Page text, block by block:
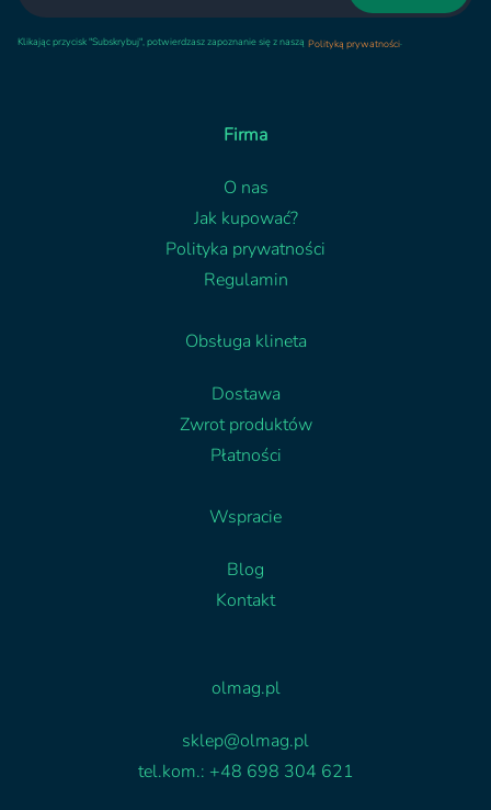
Klikając przycisk "Subskrybuj", potwierdzasz zapoznanie się z naszą Polityką prywatności.
Firma
O nas
Jak kupować?
Polityka prywatności
Regulamin
Obsługa klineta
Dostawa
Zwrot produktów
Płatności
Wspracie
Blog
Kontakt
olmag.pl
sklep@olmag.pl
tel.kom.: +48 698 304 621